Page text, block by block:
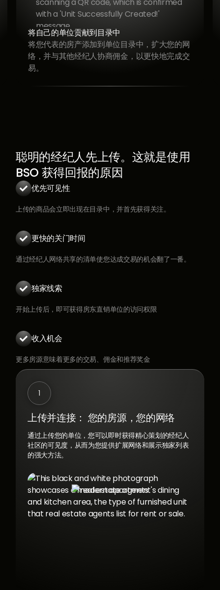
广告、图书浏览和提交报价
松浏览单位目录以查找单位、在顶级平台上为
做广告、为客户预订浏览量以及直接提交报
，所有这一切都集合在一种无缝体验中。
聪明的经纪人先上传。这就是使用
BSO 获得回报的原因
 优先可见性
上传的商品会立即出现在目录中，并首先获得关注。
 更快的关门时间
通过经纪人网络共享的清单使您达成交易的机会翻了一番。
 独家线索
开始上传后，即可获得房东直销单位的访问权限
 收入机会
更多房源意味着更多的交易、佣金和推荐奖金
1
上传并连接： 您的房源，您的网络
通过上传您的单位，您可以即时获得精心策划的经纪人
社区的可见度，从而为您提供扩展网络和展示独家列表
的强大方法。